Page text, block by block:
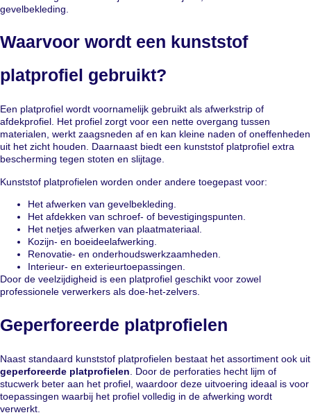
gevelbekleding.
Waarvoor wordt een kunststof
platprofiel gebruikt?
Een platprofiel wordt voornamelijk gebruikt als afwerkstrip of
afdekprofiel. Het profiel zorgt voor een nette overgang tussen
materialen, werkt zaagsneden af en kan kleine naden of oneffenheden
uit het zicht houden. Daarnaast biedt een kunststof platprofiel extra
bescherming tegen stoten en slijtage.
Kunststof platprofielen worden onder andere toegepast voor:
Het afwerken van gevelbekleding.
Het afdekken van schroef- of bevestigingspunten.
Het netjes afwerken van plaatmateriaal.
Kozijn- en boeideelafwerking.
Renovatie- en onderhoudswerkzaamheden.
Interieur- en exterieurtoepassingen.
Door de veelzijdigheid is een platprofiel geschikt voor zowel
professionele verwerkers als doe-het-zelvers.
Geperforeerde platprofielen
Naast standaard kunststof platprofielen bestaat het assortiment ook uit
geperforeerde platprofielen . Door de perforaties hecht lijm of
stucwerk beter aan het profiel, waardoor deze uitvoering ideaal is voor
toepassingen waarbij het profiel volledig in de afwerking wordt
verwerkt.